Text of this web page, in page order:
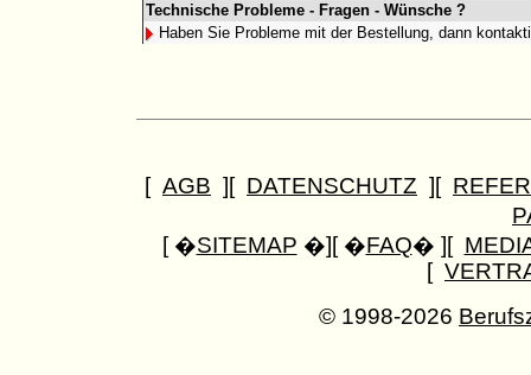
Technische Probleme - Fragen - Wünsche ?
Haben Sie Probleme mit der Bestellung, dann
[ AGB ][ DATENSCHUTZ ][
[ �SITEMAP �][ �FAQ� ][
[
© 1998-2026